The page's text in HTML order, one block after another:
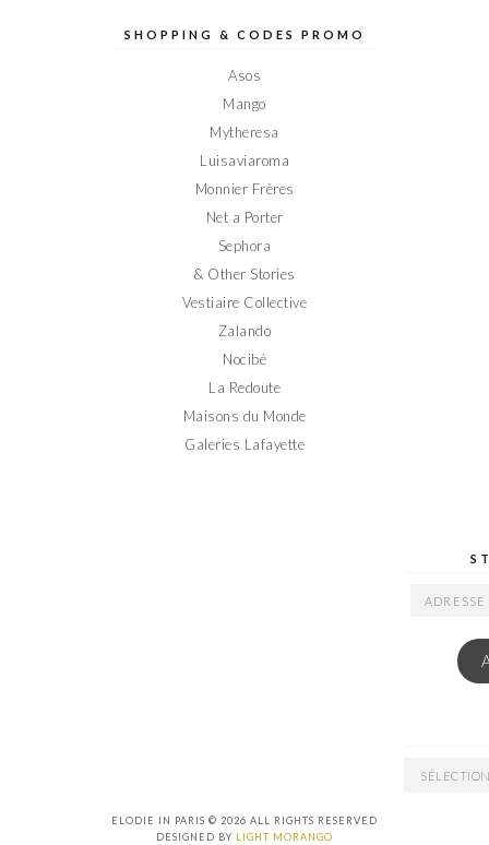
sursur sur sur sur
SHOPPING & CODES PROMO
Asos
Mango
Mytheresa
Luisaviaroma
Monnier Frères
Net a Porter
Sephora
& Other Stories
Vestiaire Collective
Zalando
Nocibé
La Redoute
Maisons du Monde
Galeries Lafayette
ADRESSE
ARCHIVES
ELODIE IN PARIS © 2026 ALL RIGHTS RESERVED
DESIGNED BY LIGHT MORANGO